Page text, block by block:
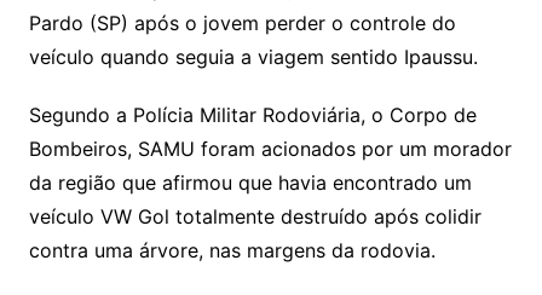
Pardo (SP) após o jovem perder o controle do
veículo quando seguia a viagem sentido Ipaussu.
Segundo a Polícia Militar Rodoviária, o Corpo de
Bombeiros, SAMU foram acionados por um morador
da região que afirmou que havia encontrado um
veículo VW Gol totalmente destruído após colidir
contra uma árvore, nas margens da rodovia.